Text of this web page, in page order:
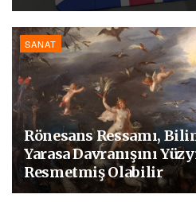
SANAT
Rönesans Ressamı,
Yarasa Davranışını
Resmetmiş Olabilir